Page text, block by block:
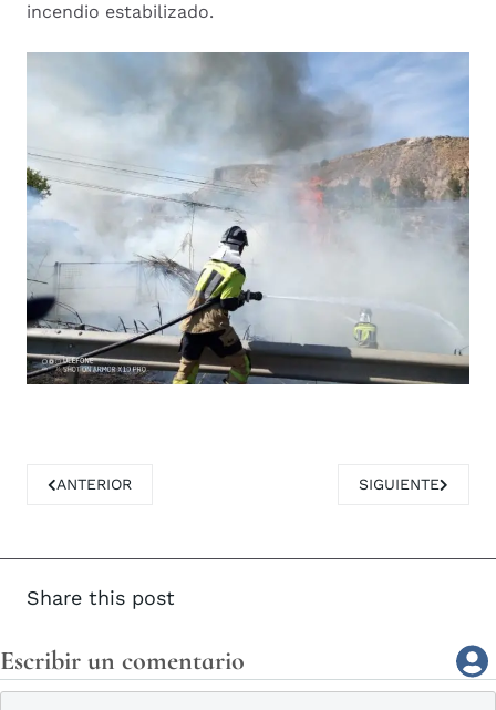
incendio estabilizado.
ARTÍCULO ANTERIOR: PRESENTACIÓN DEL I BIENAL
ANTERIOR ARTÍCULO
SIGUIENTE
Share this post
Escribir un comentario